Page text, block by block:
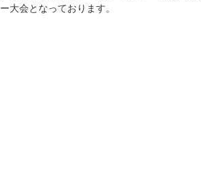
大会となっております。